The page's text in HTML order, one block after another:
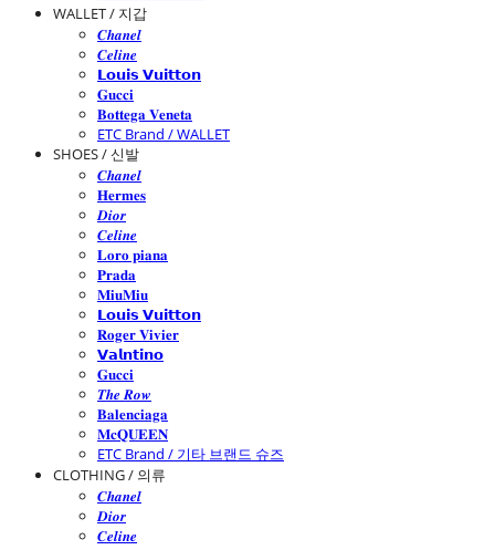
WALLET / 지갑
𝑪𝒉𝒂𝒏𝒆𝒍
𝑪𝒆𝒍𝒊𝒏𝒆
𝗟𝗼𝘂𝗶𝘀 𝗩𝘂𝗶𝘁𝘁𝗼𝗻
𝐆𝐮𝐜𝐜𝐢
𝐁𝐨𝐭𝐭𝐞𝐠𝐚 𝐕𝐞𝐧𝐞𝐭𝐚
ETC Brand / WALLET
SHOES / 신발
𝑪𝒉𝒂𝒏𝒆𝒍
𝐇𝐞𝐫𝐦𝐞𝐬
𝑫𝒊𝒐𝒓
𝑪𝒆𝒍𝒊𝒏𝒆
𝐋𝐨𝐫𝐨 𝐩𝐢𝐚𝐧𝐚
𝐏𝐫𝐚𝐝𝐚
𝐌𝐢𝐮𝐌𝐢𝐮
𝗟𝗼𝘂𝗶𝘀 𝗩𝘂𝗶𝘁𝘁𝗼𝗻
𝐑𝐨𝐠𝐞𝐫 𝐕𝐢𝐯𝐢𝐞𝐫
𝗩𝗮𝗹𝗻𝘁𝗶𝗻𝗼
𝐆𝐮𝐜𝐜𝐢
𝑻𝒉𝒆 𝑹𝒐𝒘
𝐁𝐚𝐥𝐞𝐧𝐜𝐢𝐚𝐠𝐚
𝐌𝐜𝐐𝐔𝐄𝐄𝐍
ETC Brand / 기타 브랜드 슈즈
CLOTHING / 의류
𝑪𝒉𝒂𝒏𝒆𝒍
𝑫𝒊𝒐𝒓
𝑪𝒆𝒍𝒊𝒏𝒆